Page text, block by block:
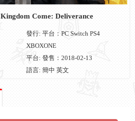
Kingdom Come: Deliverance
發行: 平台：PC Switch PS4
XBOXONE
平台: 發售：2018-02-13
語言: 簡中 英文